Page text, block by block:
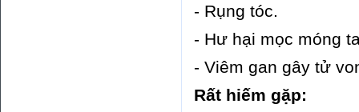
- Rụng tóc.
- Hư hại mọc móng
- Viêm gan gây tử
Rất hiếm gặp: